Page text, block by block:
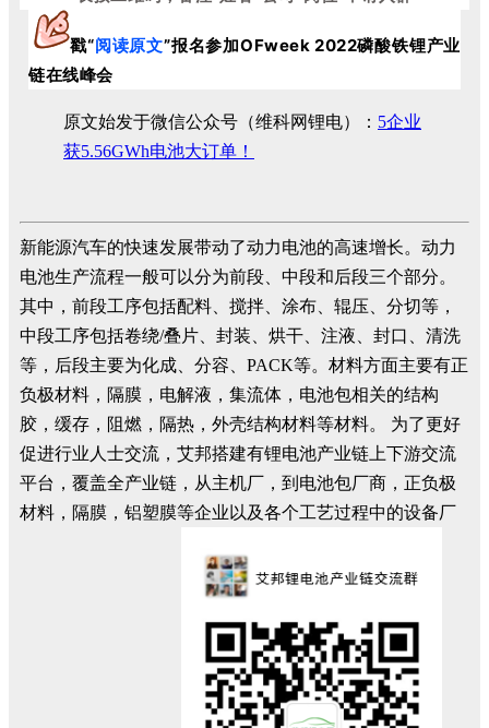
戳“阅读原文”报名参加OFweek 2022磷酸铁锂产业
链在线峰会
原文始发于微信公众号（维科网锂电）： 5企业
获5.56GWh电池大订单！
新能源汽车的快速发展带动了动力电池的高速增长。动力
电池生产流程一般可以分为前段、中段和后段三个部分。
其中，前段工序包括配料、搅拌、涂布、辊压、分切等，
中段工序包括卷绕/叠片、封装、烘干、注液、封口、清洗
等，后段主要为化成、分容、PACK等。材料方面主要有正
负极材料，隔膜，电解液，集流体，电池包相关的结构
胶，缓存，阻燃，隔热，外壳结构材料等材料。 为了更好
促进行业人士交流，艾邦搭建有锂电池产业链上下游交流
平台，覆盖全产业链，从主机厂，到电池包厂商，正负极
材料，隔膜，铝塑膜等企业以及各个工艺过程中的设备厂